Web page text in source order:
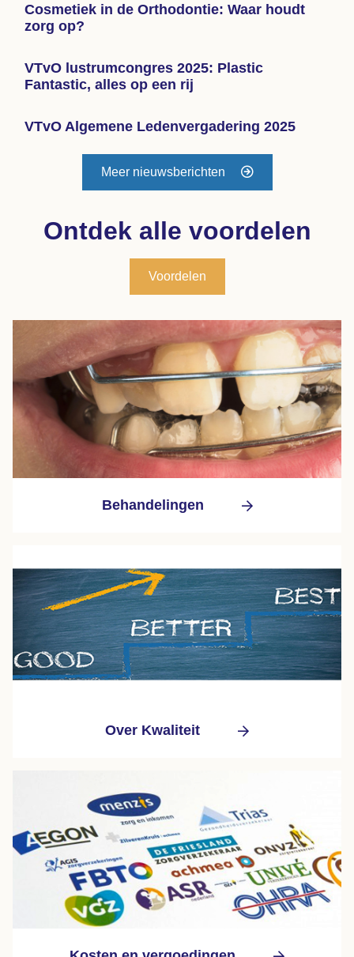
Cosmetiek in de Orthodontie: Waar houdt
zorg op?
VTvO lustrumcongres 2025: Plastic
Fantastic, alles op een rij
VTvO Algemene Ledenvergadering 2025
Meer nieuwsberichten
Ontdek alle voordelen
Voordelen
Behandelingen
Over Kwaliteit